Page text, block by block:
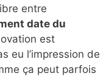
entre
date du
est
eu l’impression de
ça peut parfois